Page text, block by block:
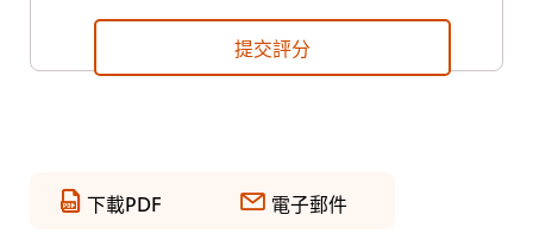
提交評分
下載PDF 電子郵件